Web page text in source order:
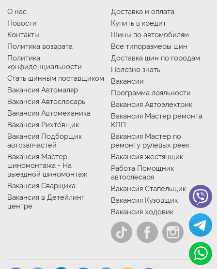
О нас
Новости
Контакты
Политика возврата
Политика
конфиденциальности
Стать шинным поставщиком
Вакансия Автомаляр
Вакансия Автослесарь
Вакансия Автомеханика
Вакансия Рихтовщик
Вакансия Подборщик
автозапчастей
Вакансия Мастер
шиномонтажа - На
выездной шиномонтаж
Вакансия Сварщика
Вакансия в Детейлинг
центре
Доставка и оплата
Купить в кредит
Шины по автомобилям
Все типоразмеры шин
Доставка шин по городам
Полезно знать
Вакансии
Программа лояльности
Вакансия Автоэлектрик
Вакансия Мастер ремонта
КПП
Вакансия Мастер по
ремонту рулевых реек
Вакансия жестянщик
Работа Помощник
автослесаря
Вакансия Стапельщик
Вакансия Кузовщик
Вакансия ходовик